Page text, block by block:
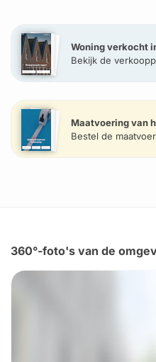
Woning verkocht
Bekijk de
Maatvoering van
Bestel de
360°-foto's van de